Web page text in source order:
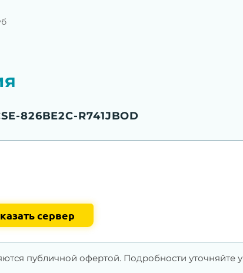
826BE2C-R741JBOD
сервер
публичной офертой. Подробности уточняйте у